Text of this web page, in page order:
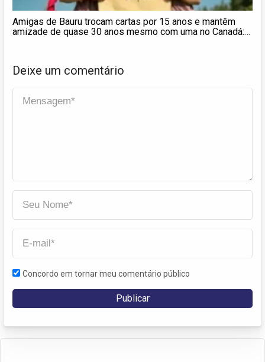
Amigas de Bauru trocam cartas por 15 anos e mantêm
amizade de quase 30 anos mesmo com uma no Canadá:
Deixe um comentário
Concordo em tornar meu comentário público